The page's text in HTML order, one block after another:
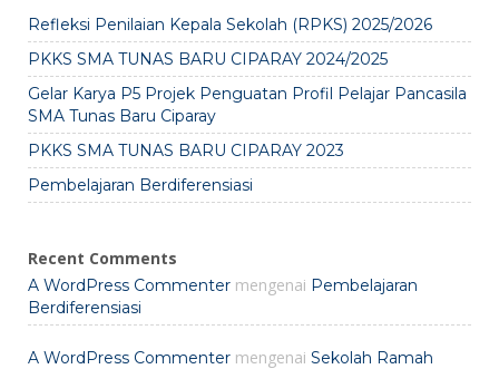
Refleksi Penilaian Kepala Sekolah (RPKS) 2025/2026
PKKS SMA TUNAS BARU CIPARAY 2024/2025
Gelar Karya P5 Projek Penguatan Profil Pelajar Pancasila
SMA Tunas Baru Ciparay
PKKS SMA TUNAS BARU CIPARAY 2023
Pembelajaran Berdiferensiasi
Recent Comments
A WordPress Commenter mengenai Pembelajaran
Berdiferensiasi
A WordPress Commenter mengenai Sekolah Ramah